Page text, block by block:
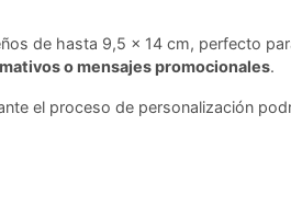
de hasta 9,5 x 14 cm, perfecto
o mensajes promocionales.
el proceso de personalización